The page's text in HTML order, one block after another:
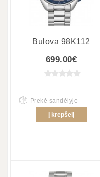
Bulova 98K112
699.00€
Prekė sandėlyje
Į krepšelį